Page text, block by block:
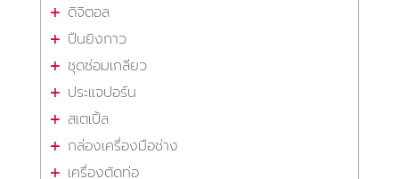
ดิจิตอล
ปืนยิงกาว
ชุดซ่อมเกลียว
ประแจปอร์น
สเตเปิ้ล
กล่องเครื่องมือช่าง
เครื่องตัดท่อ